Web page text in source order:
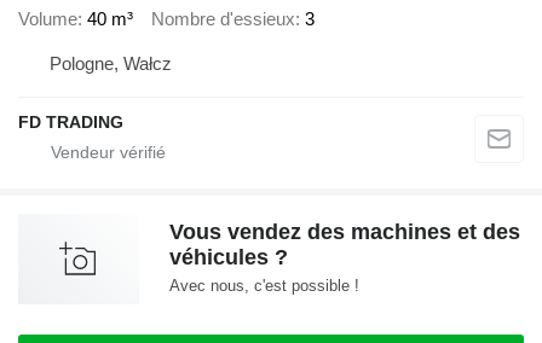
Volume 40 m³ Nombre d'essieux 3
Pologne, Wałcz
FD TRADING
Vous vendez des machines et des
véhicules ?
Avec nous, c'est possible !